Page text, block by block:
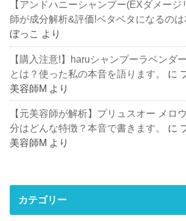
【アンドハニーシャンプー(EXダメー
師が成分解析&評価!ベタベタになるのは
ぼっこ より
【購入注意!】haruシャンプーラベンダ
とは？使った私の本音を語ります。
に
美容師M より
【元美容師が解析】プリュスオー メロ
分はどんな特徴？本音で書きます。
に
美容師M より
カテゴリー